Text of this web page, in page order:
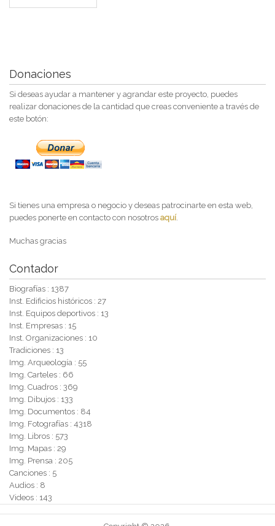
Donaciones
Si deseas ayudar a mantener y agrandar este proyecto, puedes
realizar donaciones de la cantidad que creas conveniente a través de
este botón:
Si tienes una empresa o negocio y deseas patrocinarte en esta web,
puedes ponerte en contacto con nosotros aquí.
Muchas gracias
Contador
Biografías : 1387
Inst. Edificios históricos : 27
Inst. Equipos deportivos : 13
Inst. Empresas : 15
Inst. Organizaciones : 10
Tradiciones : 13
Img. Arqueología : 55
Img. Carteles : 66
Img. Cuadros : 369
Img. Dibujos : 133
Img. Documentos : 84
Img. Fotografías : 4318
Img. Libros : 573
Img. Mapas : 29
Img. Prensa : 205
Canciones : 5
Audios : 8
Videos : 143